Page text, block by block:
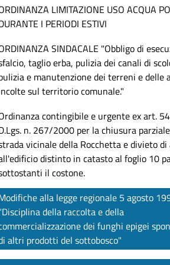
LIMITAZIONE USO ACQUA
I PERIODI ESTIVI
SINDACALE "Obbligo di
taglio erba, pulizia dei canali di
e manutenzione dei terreni e delle
sul territorio comunale."
contingibile e urgente ex art.
n. 267/2000 per la chiusura
vicinale della Rocchetta e divieto di
distinto in catasto al foglio 10
il costone.
alla legge regionale 5 agosto
della raccolta e della
dei funghi epigei
altri prodotti del sottobosco"